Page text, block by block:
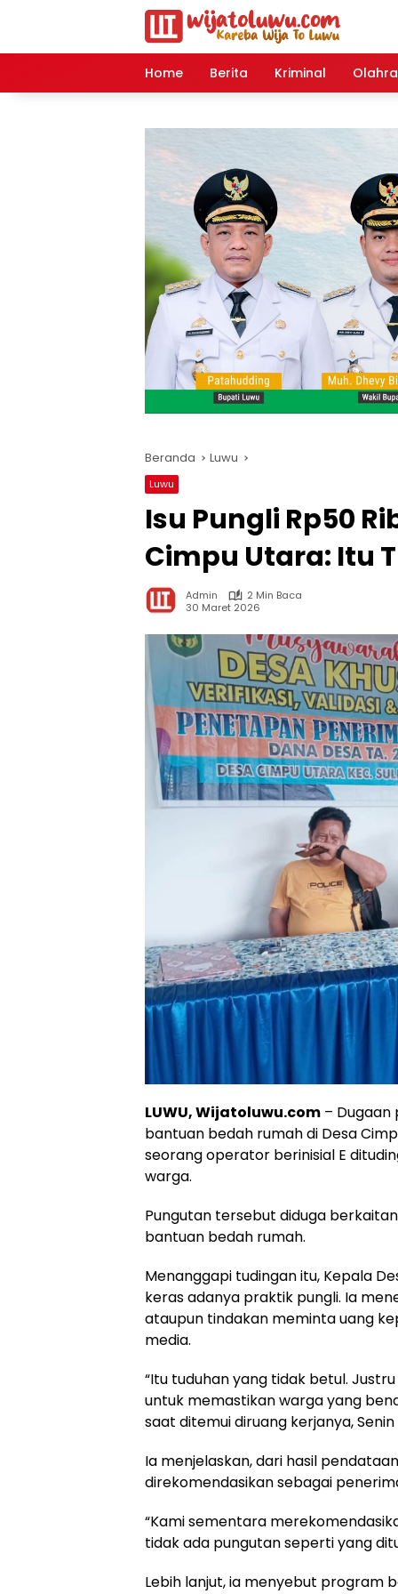
Home
Berita Kriminal
Beranda Luwu
Luwu
Isu Pungli Rp50
Cimpu Utara: Itu
Admin
2 Min Baca
30 Maret 2026
LUWU, Wijatoluwu.com –
bantuan bedah rumah di Desa
seorang operator berinisial E
warga.
Pungutan tersebut diduga
bantuan bedah rumah.
Menanggapi tudingan itu, Kepala
keras adanya praktik pungli. Ia
ataupun tindakan meminta uang
media.
“Itu tuduhan yang tidak betul.
untuk memastikan warga yang
saat ditemui diruang kerjanya,
Ia menjelaskan, dari hasil
direkomendasikan sebagai
“Kami sementara
tidak ada pungutan seperti yang
Lebih lanjut, ia menyebut program